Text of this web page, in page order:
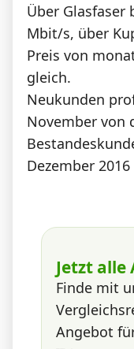
Forum
Über uns
Datenschutz·AGB·
Über Glasfaser
Mbit/s, über
Preis von
gleich.
Neukunden
November von
Dezember
Jetzt alle
Finde mit
Angebot